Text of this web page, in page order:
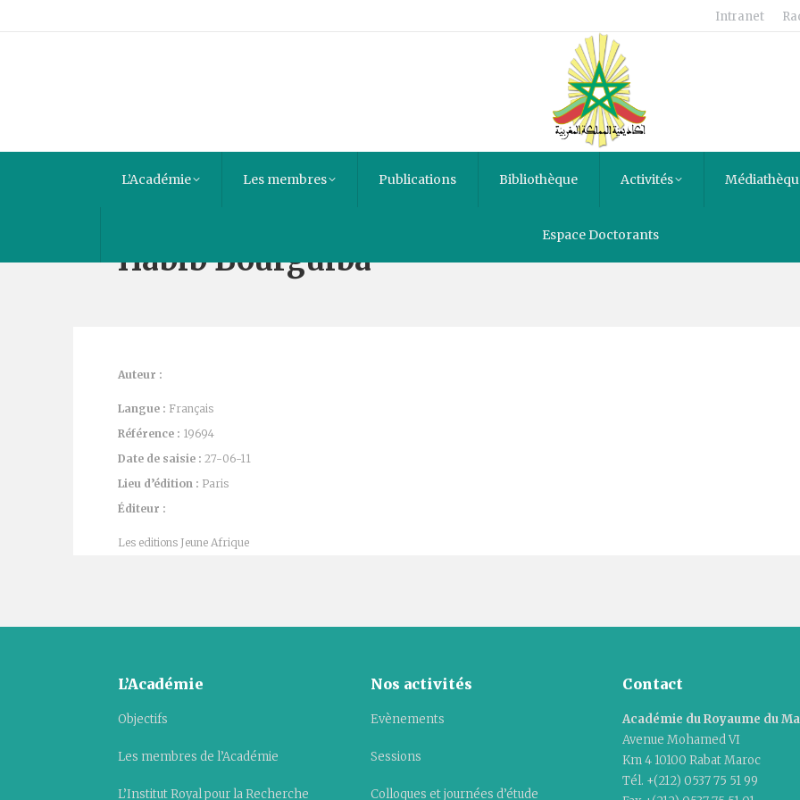
Intranet
L’Académie Les membres Publications Bibliothèque Activités
Espace Doctorants
Habib Bourguiba
Auteur :
Langue : Français
Référence : 19694
Date de saisie : 27-06-11
Lieu d’édition : Paris
Éditeur :
Les editions Jeune Afrique
L’Académie
Objectifs
Les membres de l’Académie
L’Institut Royal pour la Recherche
Nos activités
Evènements
Sessions
Colloques et journées d’étude
Contact
Académie du Royaume du
Avenue Mohamed VI
Km 4 10100 Rabat Maroc
Tél. +(212) 0537 75 51 99